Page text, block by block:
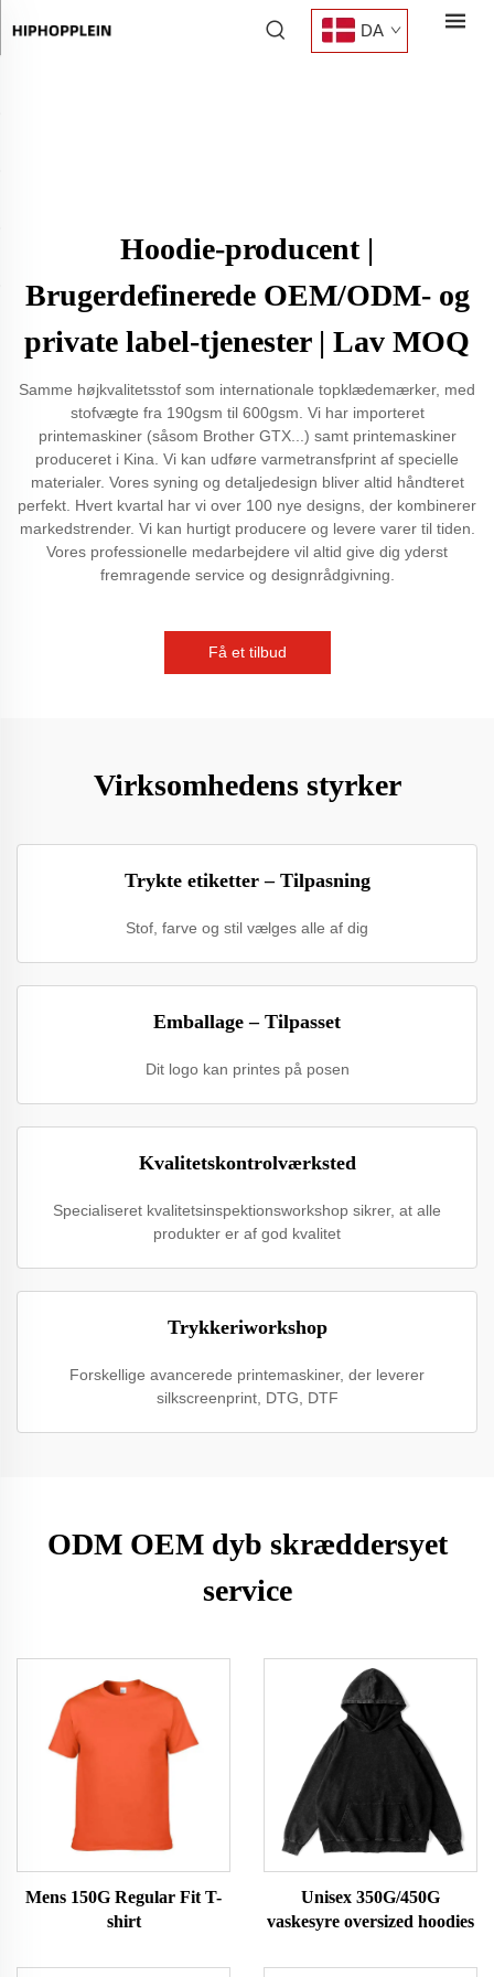
DA
Hoodie-producent |
Brugerdefinerede OEM/ODM- og
private label-tjenester | Lav MOQ
Samme højkvalitetsstof som internationale topklædemærker, med
stofvægte fra 190gsm til 600gsm. Vi har importeret
printemaskiner (såsom Brother GTX...) samt printemaskiner
produceret i Kina. Vi kan udføre varmetransfprint af specielle
materialer. Vores syning og detaljedesign bliver altid håndteret
perfekt. Hvert kvartal har vi over 100 nye designs, der kombinerer
markedstrender. Vi kan hurtigt producere og levere varer til tiden.
Vores professionelle medarbejdere vil altid give dig yderst
fremragende service og designrådgivning.
Få et tilbud
Virksomhedens styrker
Trykte etiketter – Tilpasning
Stof, farve og stil vælges alle af dig
Emballage – Tilpasset
Dit logo kan printes på posen
Kvalitetskontrolværksted
Specialiseret kvalitetsinspektionsworkshop sikrer, at alle
produkter er af god kvalitet
Trykkeriworkshop
Forskellige avancerede printemaskiner, der leverer
silkscreenprint, DTG, DTF
ODM OEM dyb skræddersyet
service
Mens 150G Regular Fit T-
shirt
Unisex 350G/450G
vaskesyre oversized hoodies